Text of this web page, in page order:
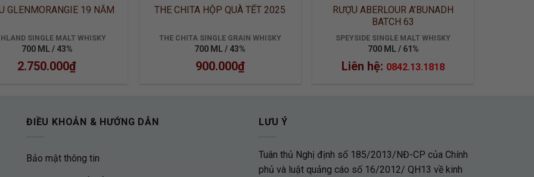
GLENMORANGIE 19 NĂM
SINGLE MALT WHISKY
700 ML / 43%
2.750.000₫
THE CHITA HỘP QUÀ TẾT 2025
THE CHITA SINGLE GRAIN WHISKY
700 ML / 43%
900.000₫
RƯỢU ABERLOUR A’BUNADH
BATCH 63
SPEYSIDE SINGLE MALT WHISKY
700 ML / 61%
Liên hệ: 0842.13.1818
ĐIỀU KHOẢN & HƯỚNG DẪN
Bảo mật thông tin
LƯU Ý
Tuân thủ Nghị định số 185/2013/NĐ-CP của Chính
phủ và luật quảng cáo số 16/2012/ QH13 về kinh